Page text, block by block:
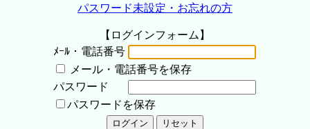
パスワード未設定・お忘れの方
【ログインフォーム】
ﾒｰﾙ・電話番号
メール・電話番号を保存
パスワード
パスワードを保存